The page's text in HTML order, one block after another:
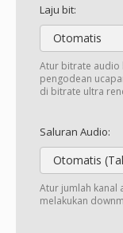
Laju bit:
Otomatis
Atur bitrate audio
pengodean
di bitrate ultra
Saluran Audio:
Otomatis
Atur jumlah kanal
melakukan